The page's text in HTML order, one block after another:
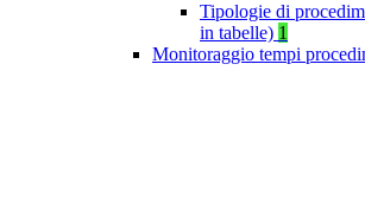
Tipologie di
in tabelle) 1
Monitoraggio tempi